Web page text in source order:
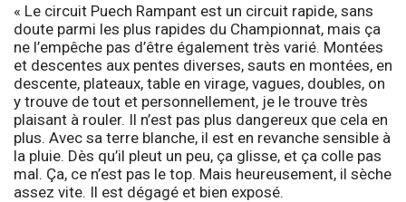
« Le circuit Puech Rampant est un circuit rapide, sans
doute parmi les plus rapides du Championnat, mais ça
ne l’empêche pas d’être également très varié. Montées
et descentes aux pentes diverses, sauts en montées, en
descente, plateaux, table en virage, vagues, doubles, on
y trouve de tout et personnellement, je le trouve très
plaisant à rouler. Il n’est pas plus dangereux que cela en
plus. Avec sa terre blanche, il est en revanche sensible à
la pluie. Dès qu’il pleut un peu, ça glisse, et ça colle pas
mal. Ça, ce n’est pas le top. Mais heureusement, il sèche
assez vite. Il est dégagé et bien exposé.